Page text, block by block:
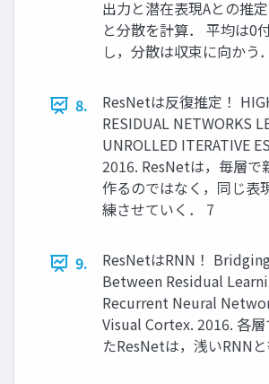
出力と潜在表現Aとの推
と分散を計算． 平均は0
し，分散は収束に向かう
8.
ResNetは反復推定！
RESIDUAL NETWORKS
UNROLLED ITERATIVE
2016. ResNetは，毎層で
作るのではなく，同じ表
練させていく． 7
9.
ResNetはRNN！
Between Residual
Recurrent Neural
Visual Cortex. 2016. 各
たResNetは，浅いRNN